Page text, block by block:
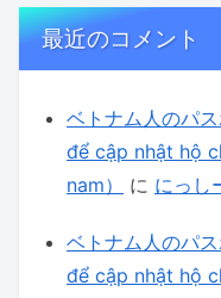
最近のコメント
ベトナム人のパ
để cập nhật hộ
nam）
に にっし
ベトナム人のパ
để cập nhật hộ